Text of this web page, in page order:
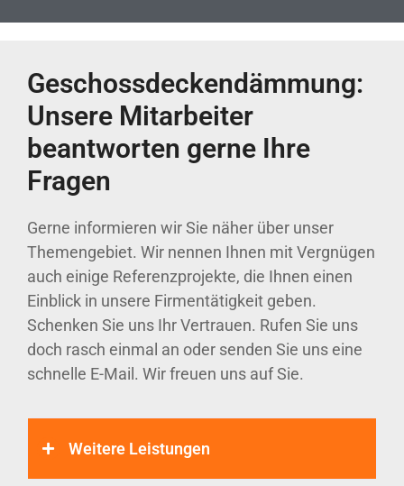
Geschossdeckendämmung:
Unsere Mitarbeiter
beantworten gerne Ihre
Fragen
Gerne informieren wir Sie näher über unser
Themengebiet. Wir nennen Ihnen mit Vergnügen
auch einige Referenzprojekte, die Ihnen einen
Einblick in unsere Firmentätigkeit geben.
Schenken Sie uns Ihr Vertrauen. Rufen Sie uns
doch rasch einmal an oder senden Sie uns eine
schnelle E-Mail. Wir freuen uns auf Sie.
Weitere Leistungen